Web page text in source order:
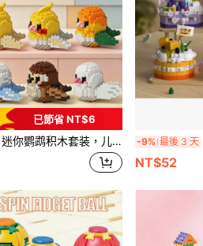
已節省 NT$6
迷你鹦鹉积木套装，儿童生日礼物，动物拼装模型，迷你积木鸟类系列玩具 -9% 最後 3 天
NT$52